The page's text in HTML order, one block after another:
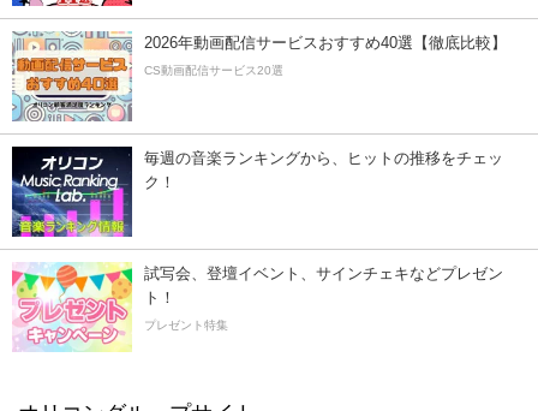
2026年動画配信サービスおすすめ40選【徹底比較】
CS動画配信サービス20選
毎週の音楽ランキングから、ヒットの推移をチェッ
ク！
試写会、登壇イベント、サインチェキなどプレゼン
ト！
プレゼント特集